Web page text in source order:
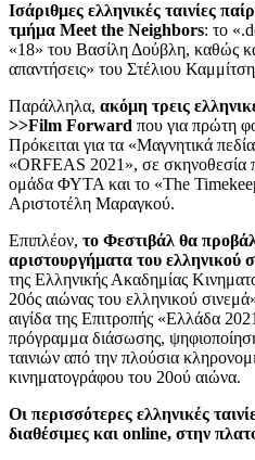
Ισάριθμες ελληνικές ταινίες
τμήμα Meet the Neighbors: το
«18» του Βασίλη Δούβλη, καθώς
απαντήσεις» του Στέλιου
Παράλληλα, ακόμη τρεις
>>Film Forward που για πρώτη
Πρόκειται για τα «Μαγνητικά
«ORFEAS 2021», σε σκηνοθεσία
ομάδα ΦΥΤΑ και το «The
Αριστοτέλη Μαραγκού.
Επιπλέον, το Φεστιβάλ θα
αριστουργήματα του ελληνικού
της Ελληνικής Ακαδημίας
20ός αιώνας του ελληνικού
αιγίδα της Επιτροπής «Ελλάδα
πρόγραμμα διάσωσης,
ταινιών από την πλούσια
κινηματογράφου του 20ού αιώνα.
Οι περισσότερες ελληνικές
διαθέσιμες και online, στην